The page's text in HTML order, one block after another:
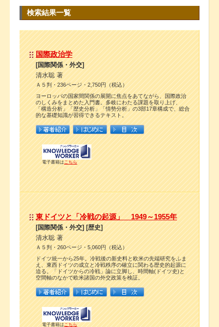
検索結果一覧
国際政治学
[国際関係・外交]
清水聡 著
Ａ５判・236ページ・2,750円（税込）
ヨーロッパの国家間関係の展開に焦点をあてながら、国際政治
のしくみをまとめた入門書。多岐にわたる課題を取り上げ、
「構造分析」「歴史分析」「情勢分析」の3部17章構成で、総合
的な基礎知識が習得できるテキスト。
電子書籍はこちら
東ドイツと「冷戦の起源」 1949～1955年
[国際関係・外交] [歴史]
清水聡 著
Ａ５判・260ページ・5,060円（税込）
ドイツ統一から25年。冷戦後の新史料と欧米の先端研究をふま
え、東西ドイツの成立と冷戦秩序の確立に関わる歴史的起源に
迫る。「ドイツからの冷戦」論に立脚し、時間軸(ドイツ史)と
空間軸のなかで欧米諸国の外交政策を検証。
電子書籍はこちら